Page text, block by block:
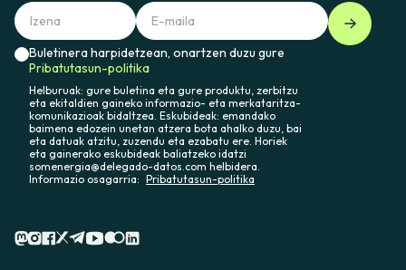
Buletinera harpidetzean, onartzen duzu gure
Pribatutasun-politika
Helburuak: gure buletina eta gure produktu, zerbitzu
eta ekitaldien gaineko informazio- eta merkataritza-
komunikazioak bidaltzea. Eskubideak: emandako
baimena edozein unetan atzera bota ahalko duzu, bai
eta datuak atzitu, zuzendu eta ezabatu ere. Horiek
eta gainerako eskubideak baliatzeko idatzi
somenergia@delegado-datos.com helbidera.
Informazio osagarria: Pribatutasun-politika